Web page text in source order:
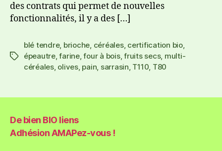
des contrats qui permet de nouvelles
fonctionnalités, il y a des […]
blé tendre, brioche, céréales, certification bio,
épeautre,farine,four à bois,fruits secs, multi-
céréales, olives, pain, sarrasin, T110, T80
De bien BIO liens
Adhésion AMAPez-vous !